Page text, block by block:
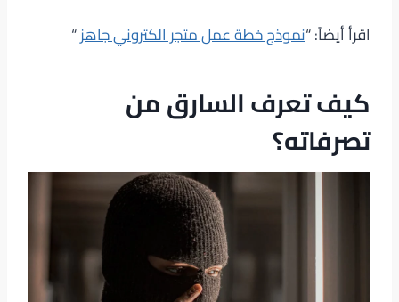
اقرأ أيضاً: “نموذج خطة عمل متجر الكتروني جاهز“
كيف تعرف السارق من
تصرفاته؟